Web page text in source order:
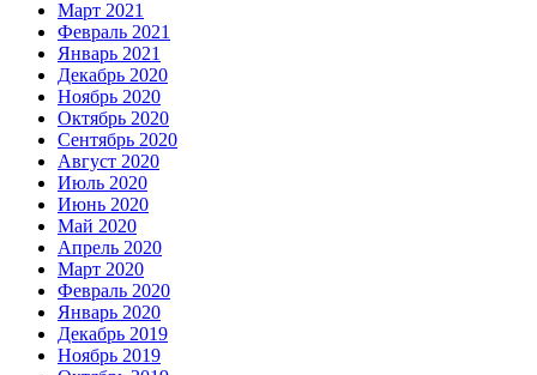
Март 2021
Февраль 2021
Январь 2021
Декабрь 2020
Ноябрь 2020
Октябрь 2020
Сентябрь 2020
Август 2020
Июль 2020
Июнь 2020
Май 2020
Апрель 2020
Март 2020
Февраль 2020
Январь 2020
Декабрь 2019
Ноябрь 2019